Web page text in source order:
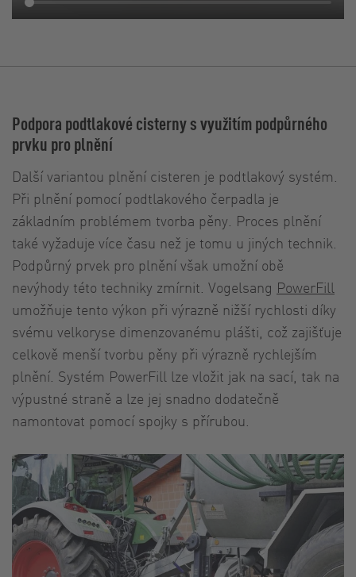
Podpora podtlakové cisterny s využitím podpůrného
prvku pro plnění
Další variantou plnění cisteren je podtlakový systém.
Při plnění pomocí podtlakového čerpadla je
základním problémem tvorba pěny. Proces plnění
také vyžaduje více času než je tomu u jiných technik.
Podpůrný prvek pro plnění však umožní obě
nevýhody této techniky zmírnit. Vogelsang PowerFill
umožňuje tento výkon při výrazně nižší rychlosti díky
svému velkoryse dimenzovanému plášti, což zajišťuje
celkově menší tvorbu pěny při výrazně rychlejším
plnění. Systém PowerFill lze vložit jak na sací, tak na
výpustné straně a lze jej snadno dodatečně
namontovat pomocí spojky s přírubou.